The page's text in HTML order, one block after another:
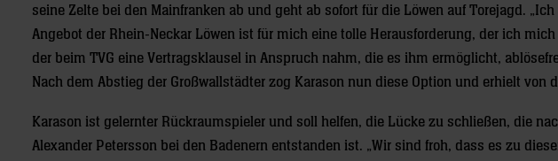
seine Zelte bei den Mainfranken ab und geht ab sofort für die Löwen auf Torejagd.
Angebot der Rhein-Neckar Löwen ist für mich eine tolle Herausforderung, der ich
der beim TVG eine Vertragsklausel in Anspruch nahm, die es ihm ermöglicht,
Nach dem Abstieg der Großwallstädter zog Karason nun diese Option und erhielt von
Karason ist gelernter Rückraumspieler und soll helfen, die Lücke zu schließen, die
Alexander Petersson bei den Badenern entstanden ist. „Wir sind froh, dass es zu